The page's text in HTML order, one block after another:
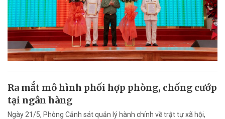
Ra mắt mô hình phối hợp phòng, chống cướp
tại ngân hàng
Ngày 21/5, Phòng Cảnh sát quản lý hành chính về trật tự xã hội,